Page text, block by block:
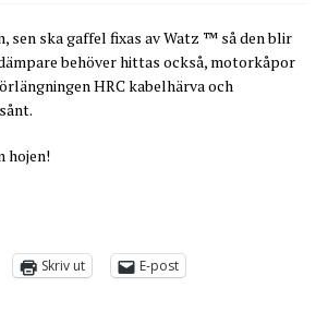
sen ska gaffel fixas av Watz ™ så den blir
behöver hittas också, motorkåpor
HRC kabelhärva och
hojen!
Skriv ut
E-post